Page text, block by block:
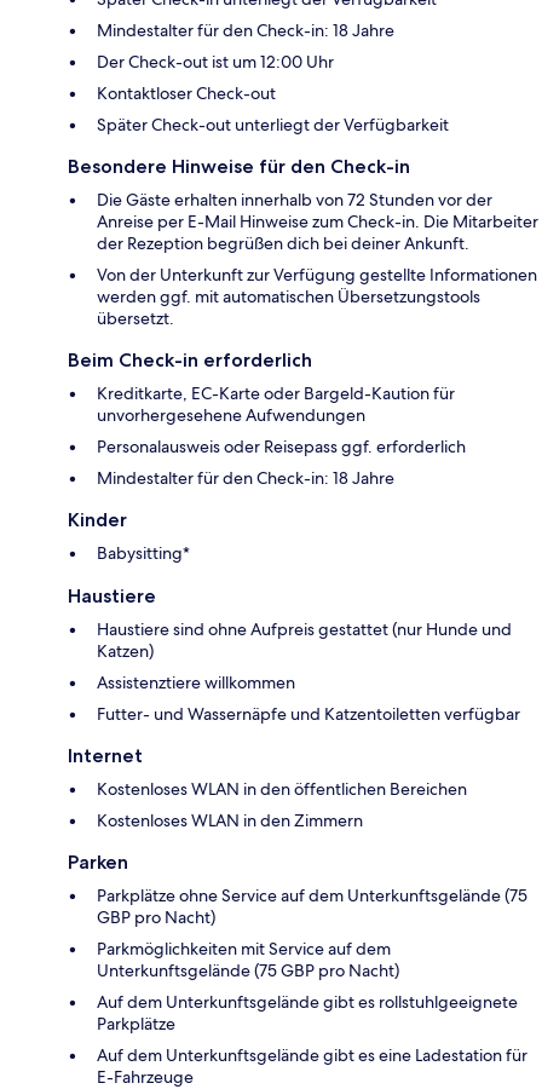
Mindestalter für den Check-in: 18 Jahre
Der Check-out ist um 12:00 Uhr
Kontaktloser Check-out
Später Check-out unterliegt der Verfügbarkeit
Besondere Hinweise für den Check-in
Die Gäste erhalten innerhalb von 72 Stunden vor der
Anreise per E-Mail Hinweise zum Check-in. Die Mitarbeiter
der Rezeption begrüßen dich bei deiner Ankunft.
Von der Unterkunft zur Verfügung gestellte Informationen
werden ggf. mit automatischen Übersetzungstools
übersetzt.
Beim Check-in erforderlich
Kreditkarte, EC-Karte oder Bargeld-Kaution für
unvorhergesehene Aufwendungen
Personalausweis oder Reisepass ggf. erforderlich
Mindestalter für den Check-in: 18 Jahre
Kinder
Babysitting*
Haustiere
Haustiere sind ohne Aufpreis gestattet (nur Hunde und
Katzen)
Assistenztiere willkommen
Futter- und Wassernäpfe und Katzentoiletten verfügbar
Internet
Kostenloses WLAN in den öffentlichen Bereichen
Kostenloses WLAN in den Zimmern
Parken
Parkplätze ohne Service auf dem Unterkunftsgelände (75
GBP pro Nacht)
Parkmöglichkeiten mit Service auf dem
Unterkunftsgelände (75 GBP pro Nacht)
Auf dem Unterkunftsgelände gibt es rollstuhlgeeignete
Parkplätze
Auf dem Unterkunftsgelände gibt es eine Ladestation für
E-Fahrzeuge